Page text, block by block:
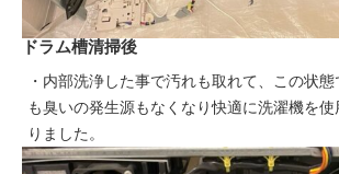
ドラム槽清掃後
・内部洗浄した事で汚れも取れて、この状
も臭いの発生源もなくなり快適に洗濯機を
りました。